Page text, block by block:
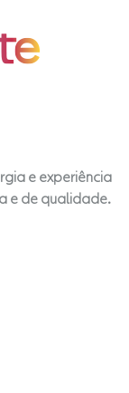
e experiência
e de qualidade.